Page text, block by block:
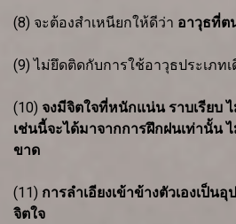
(8) จะต้องสำเหนียกให้ดีว่า อาวุธที่ต
(9) ไม่ยึดติดกับการใช้อาวุธประเภทเ
(10) จงมีจิตใจที่หนักแน่น ราบเรียบ
เช่นนี้จะได้มาจากการฝึกฝนเท่านั้น
ขาด
(11) การลำเอียงเข้าข้างตัวเองเป็
จิตใจ